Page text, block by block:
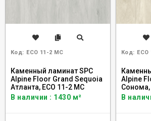
Код: ECO 11-2 MC
Каменный ламинат SPC
Alpine Floor Grand Sequoia
Атланта, ECO 11-2 MC
В наличии : 1430 м²
Код:
Alpine
Сонома,
В